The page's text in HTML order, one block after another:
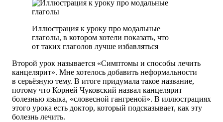
Иллюстрация к уроку про модальные
глаголы, в котором хотели показать, что
от таких глаголов лучше избавляться
Второй урок называется «Симптомы и способы лечить
канцелярит». Мне хотелось добавить неформальности
в серьёзную тему. В итоге придумала такое название,
потому что Корней Чуковский назвал канцелярит
болезнью языка, «словесной гангреной». В иллюстрациях
этого урока есть доктор, который подсказывает, как эту
болезнь лечить.